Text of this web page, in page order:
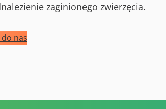
zaginionego zwierzęcia.
nas